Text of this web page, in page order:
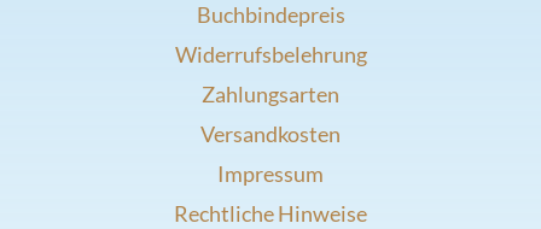
Buchbindepreis
Widerrufsbelehrung
Zahlungsarten
Versandkosten
Impressum
Rechtliche Hinweise